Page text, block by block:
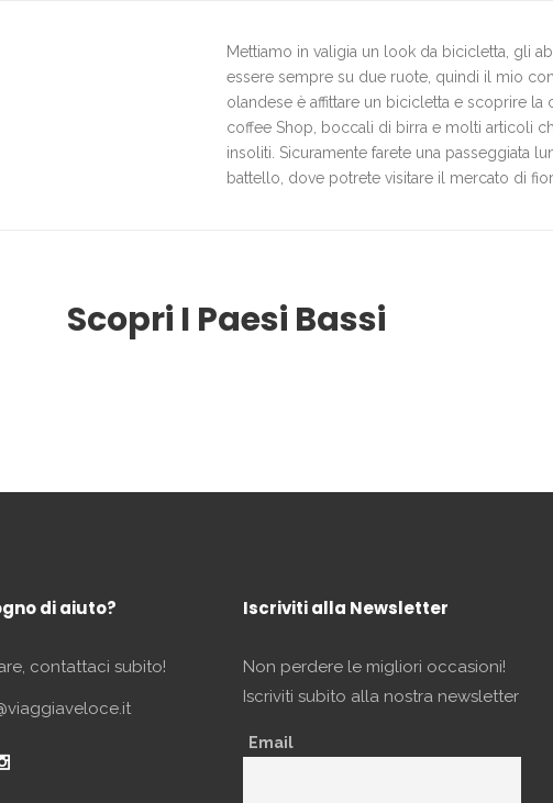
Mettiamo in valigia un look da bicicletta, gli
essere sempre su due ruote, quindi il mio
olandese è affittare un bicicletta e scoprire
coffee Shop, boccali di birra e molti articoli
insoliti. Sicuramente farete una passeggiata
battello, dove potrete visitare il mercato di
Scopri I Paesi Bassi
di aiuto?
contattaci subito!
Iscriviti alla Newsletter
Non perdere le migliori occasioni!
Iscriviti subito alla nostra newsletter
Email